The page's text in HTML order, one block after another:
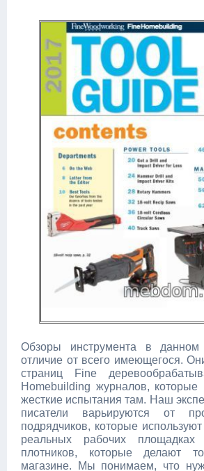
Обзоры инструмента в данном
отличие от всего имеющегося.
страниц Fine
Homebuilding журналов,
жесткие испытания там. Наш
писатели варьируются от
подрядчиков, которые
реальных рабочих площадках
плотников, которые делают
магазине. Мы понимаем, что